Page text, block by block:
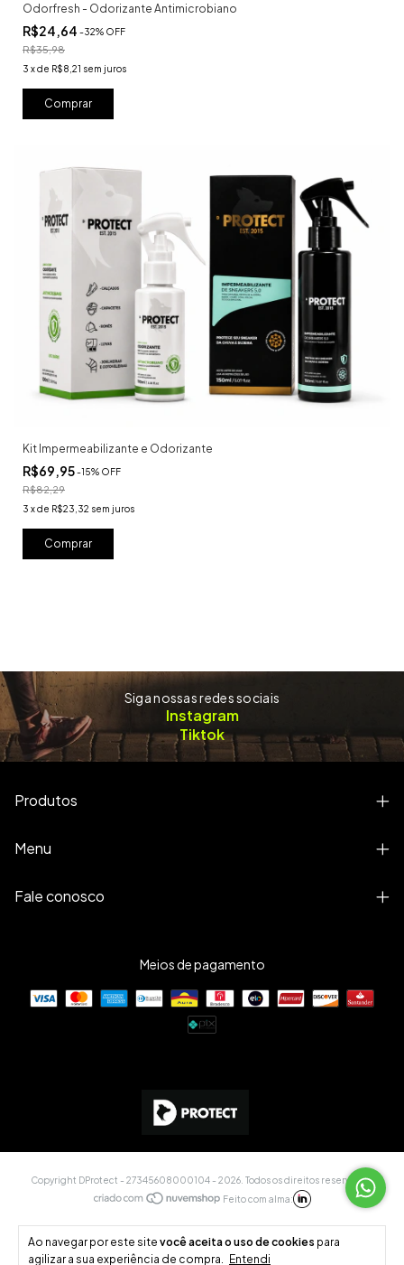
Ao navegar por este site você aceita o uso de cookies para
agilizar a sua experiência de compra. Entendi
Odorfresh - Odorizante Antimicrobiano
R$24,64 -32% OFF
R$35,98
3 xde R$8,21 sem juros
Kit Impermeabilizante e Odorizante
R$69,95-15% OFF
R$82,29
3 xde R$23,32 sem juros
Siga nossas redes sociais
Instagram
Tiktok
Produtos
Menu
Fale conosco
Meios de pagamento
Copyright DProtect - 27345608000104 - 2026. Todos os direitos reservados.
Feito com alma: